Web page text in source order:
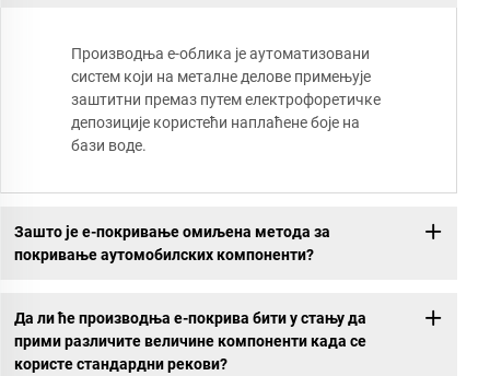
Производња е-облика је аутоматизовани
систем који на металне делове примењује
заштитни премаз путем електрофоретичке
депозиције користећи наплаћене боје на
бази воде.
Зашто је е-покривање омиљена метода за
покривање аутомобилских компоненти?
Да ли ће производња е-покрива бити у стању да
прими различите величине компоненти када се
користе стандардни рекови?